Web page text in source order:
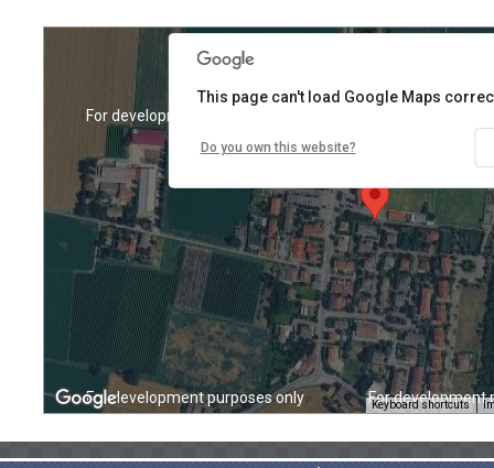
For development
For development purposes only
For development purposes only
Keyboard shortcuts
This page can't load Google Maps
Do you own this website?